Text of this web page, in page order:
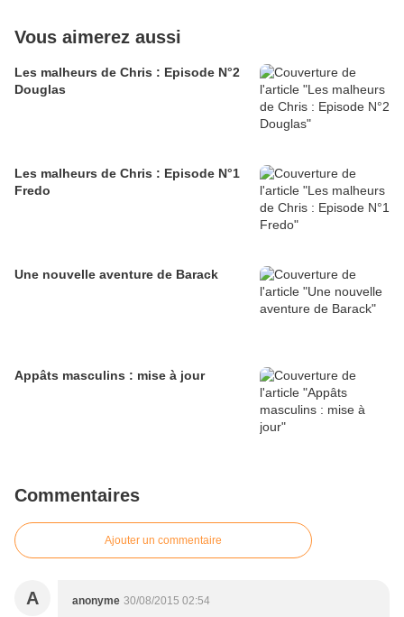
Vous aimerez aussi
Les malheurs de Chris : Episode N°2
Douglas
Les malheurs de Chris : Episode N°1
Fredo
Une nouvelle aventure de Barack
Appâts masculins : mise à jour
Commentaires
Ajouter un commentaire
A anonyme 30/08/2015 02:54